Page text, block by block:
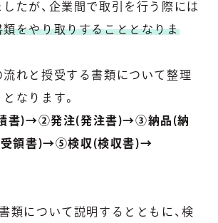
たが、企業間で取引を行う際には
類をやり取りすることとなりま
れと授受する書類について整理
なります。
書)→②発注(発注書)→③納品(納
領書)→⑤検収(検収書)→
類について説明するとともに、検